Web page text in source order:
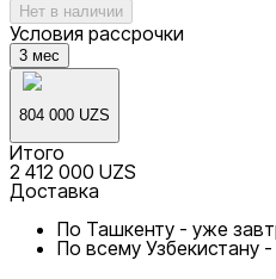
Нет в наличии
Условия рассрочки
3 мес
804 000 UZS
Итого
2 412 000 UZS
Доставка
По Ташкенту - уже
По всему Узбекистану